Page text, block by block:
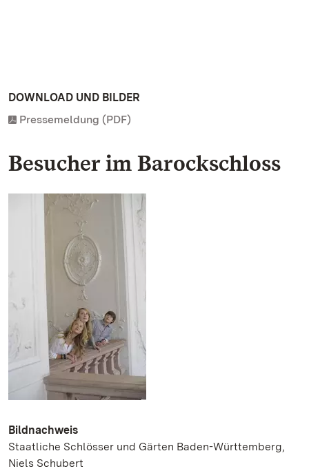
DOWNLOAD UND BILDER
Pressemeldung (PDF)
Besucher im Barockschloss
Bildnachweis
Staatliche Schlösser und Gärten Baden-Württemberg,
Niels Schubert